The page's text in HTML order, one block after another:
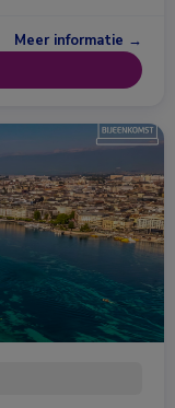
Meer informatie →